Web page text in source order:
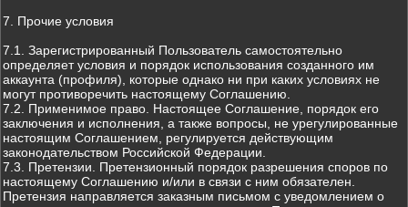
7. Прочие условия
7.1. Зарегистрированный Пользователь самостоятельно
определяет условия и порядок использования созданного им
аккаунта (профиля), которые однако ни при каких условиях не
могут противоречить настоящему Соглашению.
7.2. Применимое право. Настоящее Соглашение, порядок его
заключения и исполнения, а также вопросы, не урегулированные
настоящим Соглашением, регулируется действующим
законодательством Российской Федерации.
7.3. Претензии. Претензионный порядок разрешения споров по
настоящему Соглашению и/или в связи с ним обязателен.
Претензия направляется заказным письмом с уведомлением о